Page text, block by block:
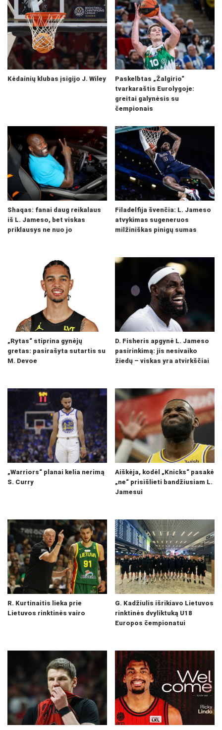
Kėdainių klubas įsigijo J. Wiley
Paskelbtas „Žalgirio“
tvarkaraštis Eurolygoje:
greitai galynėsis su
čempionais
Shaqas: fanai daug reikalaus
iš L. Jameso, bet viskas
priklausys ne nuo jo
Filadelfija švenčia: L. Jameso
atvykimas sugeneruos
milžiniškas pinigų sumas
„Rytas“ stiprina gynėjų
gretas: pasirašyta sutartis su
M. Devoe
D. Fisheris apgynė L. Jameso
pasirinkimą: jis nesivaiko
žiedų – viskas yra atvirkščiai
„Warriors“ planai kelia nerimą
S. Curry
Aiškėja, kodėl „Knicks“ pasakė
„ne“ prisišlieti bandžiusiam L.
Jamesui
R. Kurtinaitis lieka prie
Lietuvos rinktinės vairo
G. Kadžiulis išrikiavo Lietuvos
rinktinės dvyliktuką U18
Europos čempionatui